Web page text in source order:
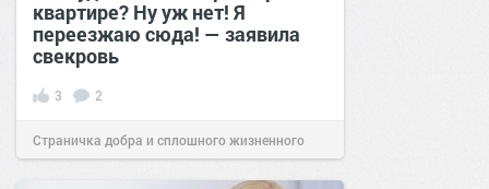
квартире? Ну уж нет! Я
переезжаю сюда! — заявила
свекровь
3 2
Страничка добра и сплошного жизненного
11 сен 2024